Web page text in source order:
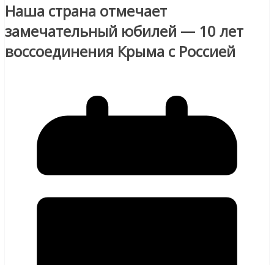
Наша страна отмечает
замечательный юбилей — 10 лет
воссоединения Крыма с Россией